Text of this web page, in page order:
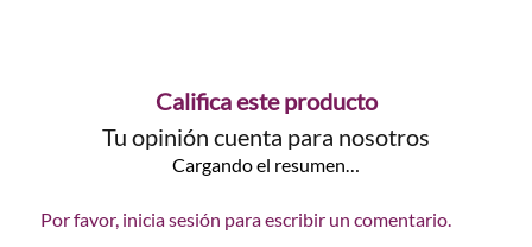
Califica este producto
Tu opinión cuenta para nosotros
Cargando el resumen…
Por favor, inicia sesión para escribir un comentario.